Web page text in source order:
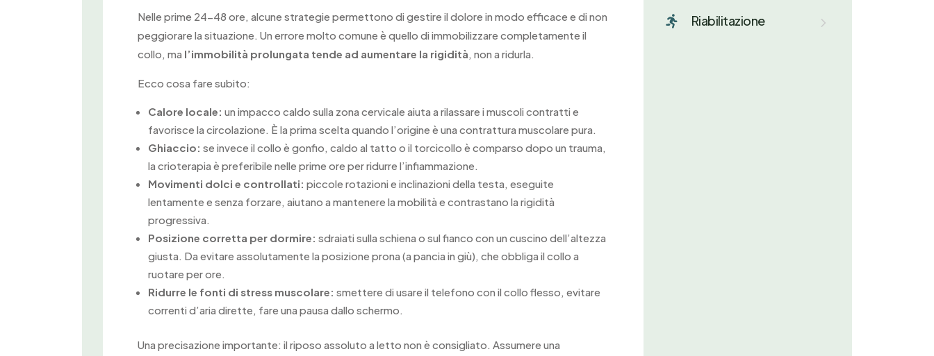
Nelle prime 24-48 ore, alcune strategie permettono di gestire il dolore in modo efficace e di non
peggiorare la situazione. Un errore molto comune è quello di immobilizzare completamente il
collo, ma l’immobilità prolungata tende ad aumentare la rigidità, non a ridurla.
Ecco cosa fare subito:
Calore locale: un impacco caldo sulla zona cervicale aiuta a rilassare i muscoli contratti e
favorisce la circolazione. È la prima scelta quando l’origine è una contrattura muscolare pura.
Ghiaccio: se invece il collo è gonfio, caldo al tatto o il torcicollo è comparso dopo un trauma,
la crioterapia è preferibile nelle prime ore per ridurre l’infiammazione.
Movimenti dolci e controllati: piccole rotazioni e inclinazioni della testa, eseguite
lentamente e senza forzare, aiutano a mantenere la mobilità e contrastano la rigidità
progressiva.
Posizione corretta per dormire: sdraiati sulla schiena o sul fianco con un cuscino dell’altezza
giusta. Da evitare assolutamente la posizione prona (a pancia in giù), che obbliga il collo a
ruotare per ore.
Ridurre le fonti di stress muscolare: smettere di usare il telefono con il collo flesso, evitare
correnti d’aria dirette, fare una pausa dallo schermo.
Una precisazione importante: il riposo assoluto a letto non è consigliato. Assumere una
 Riabilitazione